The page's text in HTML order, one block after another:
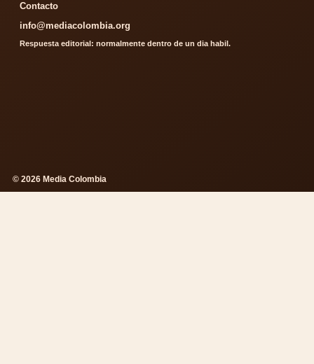
Contacto
info@mediacolombia.org
Respuesta editorial: normalmente dentro de un dia habil.
© 2026 Media Colombia